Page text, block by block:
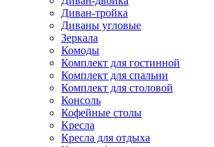
Диван-тройка
Диваны угловые
Зеркала
Комоды
Комплект для гостинной
Комплект для спальни
Комплект для столовой
Консоль
Кофейные столы
Кресла
Кресла для отдыха